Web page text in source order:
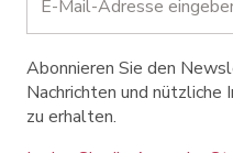
Abonnieren Sie den
Nachrichten und
zu erhalten.